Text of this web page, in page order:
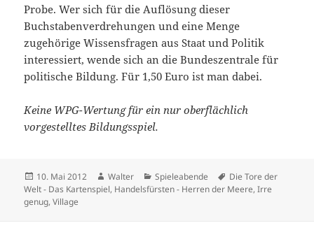
Probe. Wer sich für die Auflösung dieser
Buchstabenverdrehungen und eine Menge
zugehörige Wissensfragen aus Staat und Politik
interessiert, wende sich an die Bundeszentrale für
politische Bildung. Für 1,50 Euro ist man dabei.
Keine WPG-Wertung für ein nur oberflächlich
vorgestelltes Bildungsspiel.
Veröffentlicht
am
10. Mai 2012 Autor
Walter Kategorien
Spieleabende Schlagwörter
Die Tore der
Welt - Das Kartenspiel, Handelsfürsten - Herren der Meere,Irre
genug,Village